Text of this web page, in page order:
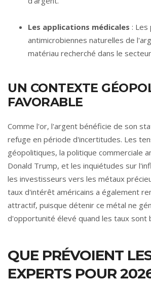
Les applications médicales :
antimicrobiennes naturelles de
matériau recherché dans le
UN CONTEXTE
FAVORABLE
Comme l'or, l'argent bénéficie de son
refuge en période d'incertitudes. Les
géopolitiques, la politique commerciale
Donald Trump, et les inquiétudes sur
les investisseurs vers les métaux
taux d'intérêt américains a également
attractif, puisque détenir ce métal ne
d'opportunité élevé quand les taux sont
QUE PRÉVOIENT
EXPERTS POUR